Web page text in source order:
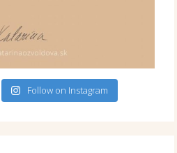
Follow on Instagram